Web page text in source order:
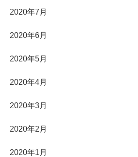
2020年7月
2020年6月
2020年5月
2020年4月
2020年3月
2020年2月
2020年1月